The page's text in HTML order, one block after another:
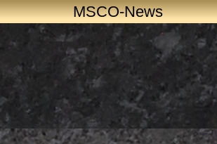
MSCO-News